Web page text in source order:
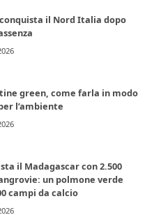
il Nord Italia dopo
green, come farla in modo
l’ambiente
il Madagascar con 2.500
un polmone verde
campi da calcio